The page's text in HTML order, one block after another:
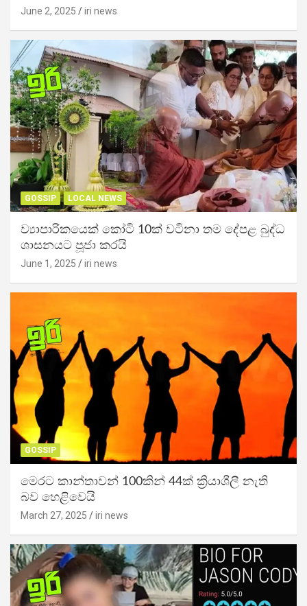
June 2, 2025 iri news
GOSSIP LOCAL NEWS
ව්‍යාපාරිකයෙක් කෝටි 10ක් වටිනා තම දේපළ බුද්ධ
ශාසනයට පූජා කරයි
June 1, 2025 iri news
GOSSIP
මෙරට කාන්තාවන් 100කින් 44ක් ක්‍රියාශීලී නැති
බව හෙළිවෙයි
March 27, 2025 iri news